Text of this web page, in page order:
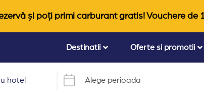
și poți primi carburant gratis! Vouchere de
Destinatii Oferte si promotii
Alege perioada